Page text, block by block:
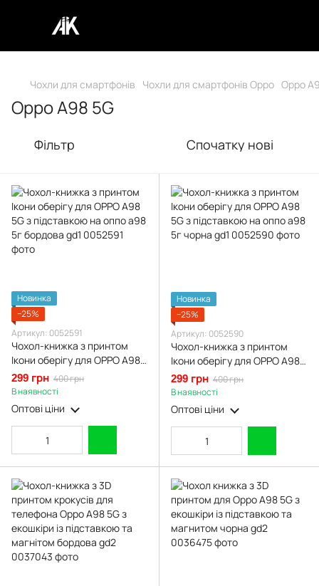
Чохли для смартфонів Чохли для смартфонів Oppo Oppo
Oppo A98 5G
Фільтр Спочатку нові
Новинка
−25%
Артикул: 0052591
Чохол-книжка з принтом
Ікони оберігу для OPPO A98
5G з підставкою на оппо а98
5г бордова gd1
299 грн 400 грн
В наявності
Оптові ціни
Новинка
−25%
Артикул: 0052590
Чохол-книжка з принтом
Ікони оберігу для OPPO A98
5G з підставкою на оппо а98
5г чорна gd1
299 грн 400 грн
В наявності
Оптові ціни